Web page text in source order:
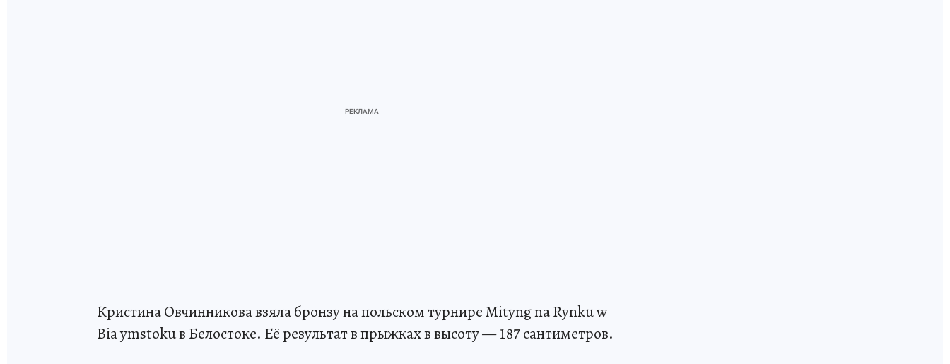
Кристина Овчинникова взяла бронзу на польском турнире Mityng na Rynku w
Bia ymstoku в Белостоке. Её результат в прыжках в высоту — 187 сантиметров.